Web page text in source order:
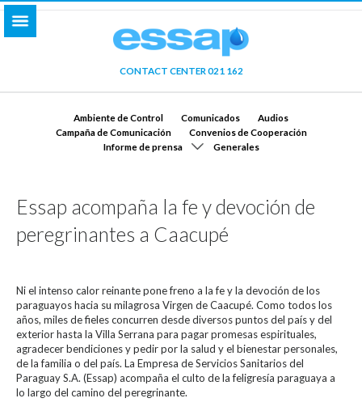
CONTACT CENTER 021 162
Ambiente de Control Comunicados
Audios
Campaña de Comunicación
Convenios de Cooperación
Informe de prensa
Generales
Essap acompaña la fe y devoción de
peregrinantes a Caacupé
Ni el intenso calor reinante pone freno a la fe y la devoción de los
paraguayos hacia su milagrosa Virgen de Caacupé. Como todos los
años, miles de fieles concurren desde diversos puntos del país y del
exterior hasta la Villa Serrana para pagar promesas espirituales,
agradecer bendiciones y pedir por la salud y el bienestar personales,
de la familia o del país. La Empresa de Servicios Sanitarios del
Paraguay S.A. (Essap) acompaña el culto de la feligresía paraguaya a
lo largo del camino del peregrinante.